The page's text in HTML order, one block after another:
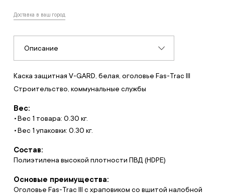
Доставка в ваш город
Описание
Каска защитная V-GARD, белая, оголовье Fas-Trac III
Строительство, коммунальные службы
Вес:
Вес 1 товара: 0.30 кг.
Вес 1 упаковки: 0.30 кг.
Состав:
Полиэтилена высокой плотности ПВД (HDPE)
Основые преимущества:
Оголовье Fas-Trac III с храповиком со вшитой налобной